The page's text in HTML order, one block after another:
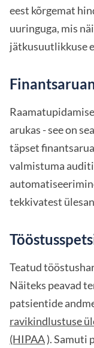
eest kõrgemat
uuringuga, mis
jätkusuutlikkuse
arukas - see on
täpset
valmistuma
tekkivatest
Teatud
Näiteks peavad
patsientide
ravikindlustuse
(HIPAA). Samuti